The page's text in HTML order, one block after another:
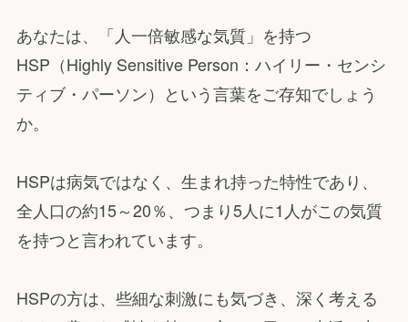
あなたは、「人一倍敏感な気質」を持つ
HSP（Highly Sensitive Person：ハイリー・センシ
ティブ・パーソン）という言葉をご存知でしょう
か。
HSPは病気ではなく、生まれ持った特性であり、
全人口の約15～20％、つまり5人に1人がこの気質
を持つと言われています。
HSPの方は、些細な刺激にも気づき、深く考える